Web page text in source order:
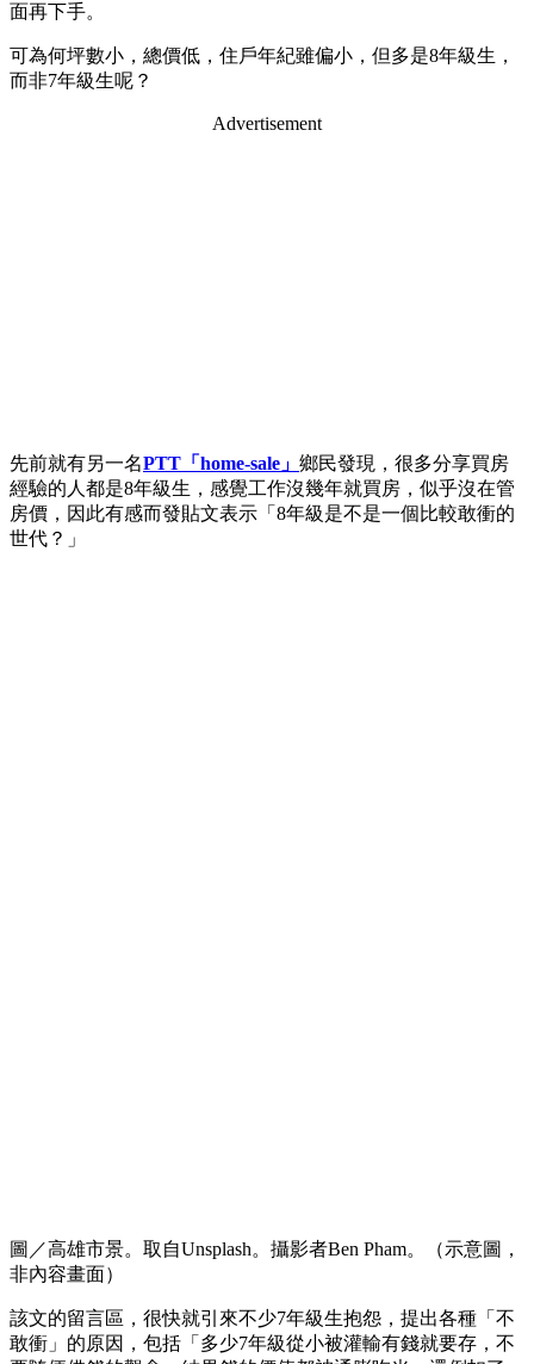
面再下手。
可為何坪數小，總價低，住戶年紀雖偏小，但多是8年級生，
而非7年級生呢？
Advertisement
先前就有另一名PTT「home-sale」 鄉民發現，很多分享買房
經驗的人都是8年級生，感覺工作沒幾年就買房，似乎沒在管
房價，因此有感而發貼文表示「8年級是不是一個比較敢衝的
世代？」
圖／高雄市景。取自Unsplash。攝影者Ben Pham。（示意圖，
非內容畫面）
該文的留言區，很快就引來不少7年級生抱怨，提出各種「不
敢衝」的原因，包括「多少7年級從小被灌輸有錢就要存，不